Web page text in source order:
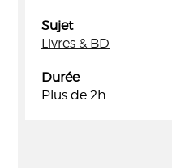
Sujet
Livres & BD
Durée
Plus de 2h.